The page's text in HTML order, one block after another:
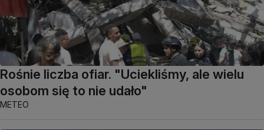
Rośnie liczba ofiar. "Uciekliśmy, ale wielu
osobom się to nie udało"
METEO